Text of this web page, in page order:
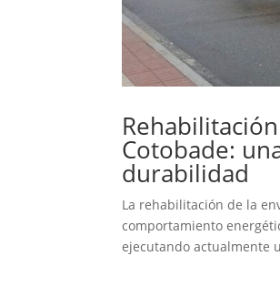
Cotobade:
durabilidad
La rehabilitación de la
comportamiento
ejecutando actualmente